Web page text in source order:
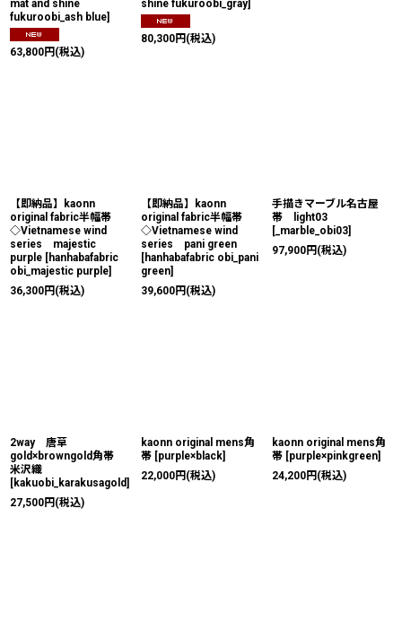
mat and shine
fukuroobi_ash blue]
63,800円 (税込)
shine fukuroobi_gray]
80,300円 (税込)
【即納品】kaonn
original fabric半幅帯
◇Vietnamese wind
series majestic
purple [hanhabafabric
obi_majestic purple]
36,300円 (税込)
【即納品】kaonn
original fabric半幅帯
◇Vietnamese wind
series pani green
[hanhabafabric obi_pani
green]
39,600円 (税込)
手描きマーブル名古屋
帯 light03
[_marble_obi03]
97,900円 (税込)
2way 唐草
gold×browngold角帯
米沢織
[kakuobi_karakusagold]
27,500円 (税込)
kaonn original mens角
帯 [purple×black]
22,000円 (税込)
kaonn original mens角
帯 [purple×pinkgreen]
24,200円 (税込)